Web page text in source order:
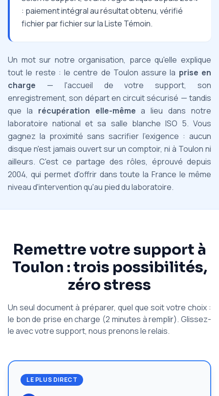
: paiement intégral au résultat obtenu, vérifié
fichier par fichier sur la Liste Témoin.
Un mot sur notre organisation, parce qu'elle explique
tout le reste : le centre de Toulon assure la prise en
charge — l'accueil de votre support, son
enregistrement, son départ en circuit sécurisé — tandis
que la récupération elle-même a lieu dans notre
laboratoire national et sa salle blanche ISO 5. Vous
gagnez la proximité sans sacrifier l'exigence : aucun
disque n'est jamais ouvert sur un comptoir, ni à Toulon ni
ailleurs. C'est ce partage des rôles, éprouvé depuis
2004, qui permet d'offrir dans toute la France le même
niveau d'intervention qu'au pied du laboratoire.
Remettre votre support à
Toulon : trois possibilités,
zéro stress
Un seul document à préparer, quel que soit votre choix :
le bon de prise en charge (2 minutes à remplir). Glissez-
le avec votre support, nous prenons le relais.
LE PLUS DIRECT